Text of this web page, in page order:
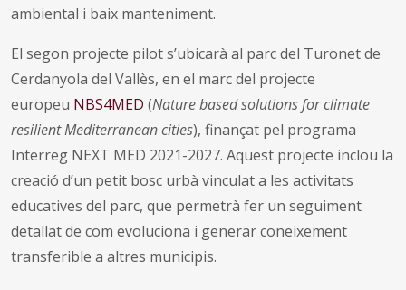
ambiental i baix manteniment.
El segon projecte pilot s’ubicarà al parc del Turonet de
Cerdanyola del Vallès, en el marc del projecte
europeu NBS4MED (Nature based solutions for climate
resilient Mediterranean cities), finançat pel programa
Interreg NEXT MED 2021-2027. Aquest projecte inclou la
creació d’un petit bosc urbà vinculat a les activitats
educatives del parc, que permetrà fer un seguiment
detallat de com evoluciona i generar coneixement
transferible a altres municipis.